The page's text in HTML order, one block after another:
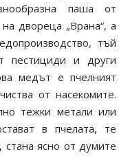
паша от
двореца „Врана“, а
тъй
пестициди и други
медът е пчелният
от насекомите.
тежки метали или
в пчелата, те
ясно от думите